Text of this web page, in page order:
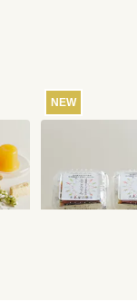
期
円
NEW